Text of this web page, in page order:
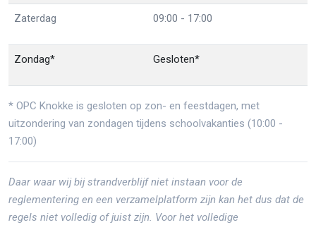
Zaterdag 09:00 - 17:00
Zondag* Gesloten*
* OPC Knokke is gesloten op zon- en feestdagen, met
uitzondering van zondagen tijdens schoolvakanties (10:00 -
17:00)
Daar waar wij bij strandverblijf niet instaan voor de
reglementering en een verzamelplatform zijn kan het dus dat de
regels niet volledig of juist zijn. Voor het volledige